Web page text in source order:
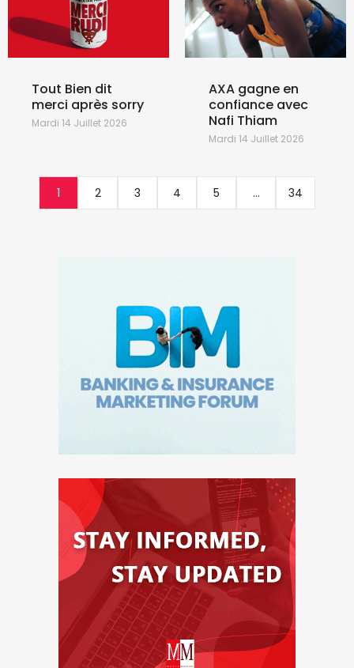
Tout Bien dit
merci après sorry
Mardi 14 Juillet 2026
AXA gagne en
confiance avec
Nafi Thiam
Mardi 14 Juillet 2026
1 2 3 4 5 ... 34